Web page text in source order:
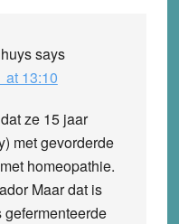
says
at 13:10
ze 15 jaar
met gevorderde
homeopathie.
Maar dat is